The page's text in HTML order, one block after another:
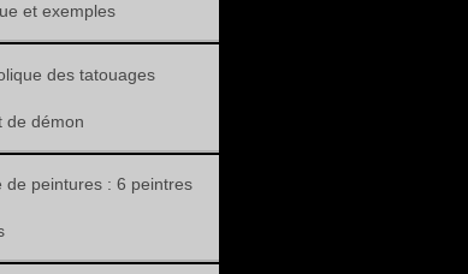
et exemples
des tatouages
de démon
de peintures : 6 peintres